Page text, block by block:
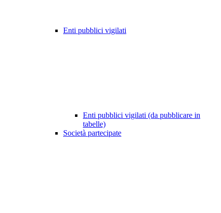
Enti pubblici vigilati
Enti pubblici vigilati (da pubblicare in
tabelle)
Società partecipate